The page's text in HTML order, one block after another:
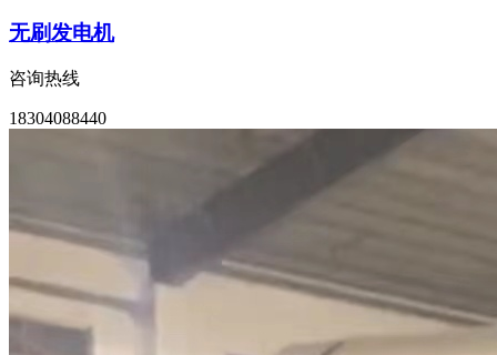
无刷发电机
咨询热线
18304088440